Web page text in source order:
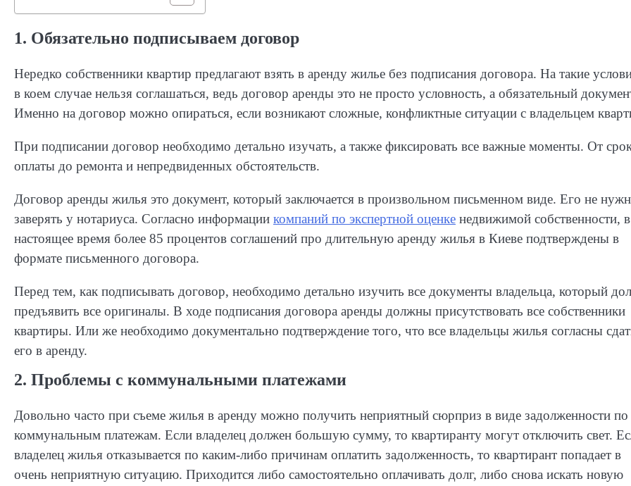
1. Обязательно подписываем договор
Нередко собственники квартир предлагают взять в аренду жилье без подписания договора. На такие
в коем случае нельзя соглашаться, ведь договор аренды это не просто условность, а обязательный
Именно на договор можно опираться, если возникают сложные, конфликтные ситуации с владельцем
При подписании договор необходимо детально изучать, а также фиксировать все важные моменты. От
оплаты до ремонта и непредвиденных обстоятельств.
Договор аренды жилья это документ, который заключается в произвольном письменном виде. Его не
заверять у нотариуса. Согласно информации компаний по экспертной оценке недвижимой собственности, в
настоящее время более 85 процентов соглашений про длительную аренду жилья в Киеве подтверждены в
формате письменного договора.
Перед тем, как подписывать договор, необходимо детально изучить все документы владельца, который
предъявить все оригиналы. В ходе подписания договора аренды должны присутствовать все собственники
квартиры. Или же необходимо документально подтверждение того, что все владельцы жилья согласны
его в аренду.
2. Проблемы с коммунальными платежами
Довольно часто при съеме жилья в аренду можно получить неприятный сюрприз в виде задолженности по
коммунальным платежам. Если владелец должен большую сумму, то квартиранту могут отключить свет.
владелец жилья отказывается по каким-либо причинам оплатить задолженность, то квартирант попадает в
очень неприятную ситуацию. Приходится либо самостоятельно оплачивать долг, либо снова искать новую